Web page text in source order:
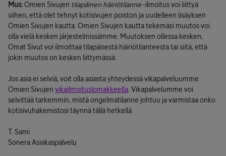
Mus:Omien Sivujen tilapäinen häiriötilanne-ilmoitus voi liittyä
siihen, että olet tehnyt kotisivujen poiston ja uudelleen lisäyksen
Omien Sivujen kautta. Omien Sivujen kautta tekemäsi muutos voi
olla vielä kesken järjestelmissämme. Muutoksen ollessa kesken,
Omat Sivut voi ilmoittaa tilapäisestä häiriötilanteesta tai siitä, että
jokin muutos on kesken liittymässä.
Jos asia ei selviä, voit olla asiasta yhteydessä vikapalveluumme
Omien Sivujen vikailmoituslomakkeella . Vikapalvelumme voi
selvittää tarkemmin, mistä ongelmatilanne johtuu ja varmistaa onko
kotisivuhakemistosi täynnä tällä hetkellä.
T. Sami
Sonera Asiakaspalvelu